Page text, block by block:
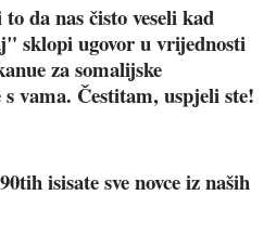
da nas čisto veseli kad
sklopi ugovor u vrijednosti
za somalijske
vama. Čestitam, uspjeli ste!
isisate sve novce iz naših